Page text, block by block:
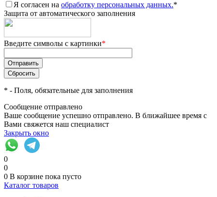
Я согласен на обработку персональных данных.*
Защита от автоматического заполнения
Введите символы с картинки*
* - Поля, обязательные для заполнения
Сообщение отправлено
Ваше сообщение успешно отправлено. В ближайшее время с
Вами свяжется наш специалист
Закрыть окно
0
0
0 В корзине пока пусто
Каталог товаров